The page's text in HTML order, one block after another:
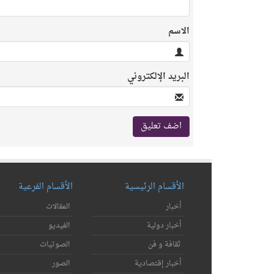
الاسم
البريد الإلكتروني
الأقسام الرئيسية
أخبار
أخبار دولية
ثقافة و فن
أخبار إقتصادية
الأقسام الفرعية
المقالات
الفيديو
الصوتيات
الصور